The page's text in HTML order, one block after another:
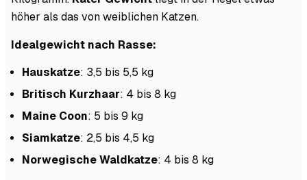
höher als das von weiblichen Katzen.
Idealgewicht nach Rasse:
Hauskatze: 3,5 bis 5,5 kg
Britisch Kurzhaar: 4 bis 8 kg
Maine Coon: 5 bis 9 kg
Siamkatze: 2,5 bis 4,5 kg
Norwegische Waldkatze: 4 bis 8 kg